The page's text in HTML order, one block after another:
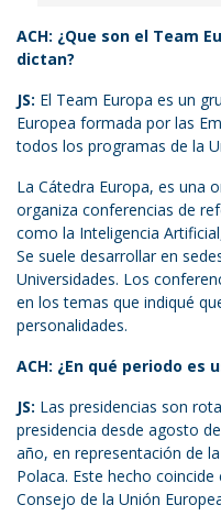
ACH: ¿Que son el Team
dictan?
JS: El Team Europa es un
Europea formada por las
todos los programas de la
La Cátedra Europa, es una
organiza conferencias de
como la Inteligencia
Se suele desarrollar en
Universidades. Los
en los temas que indiqué
personalidades.
ACH: ¿En qué periodo es
JS: Las presidencias son
presidencia desde agosto
año, en representación de
Polaca. Este hecho
Consejo de la Unión